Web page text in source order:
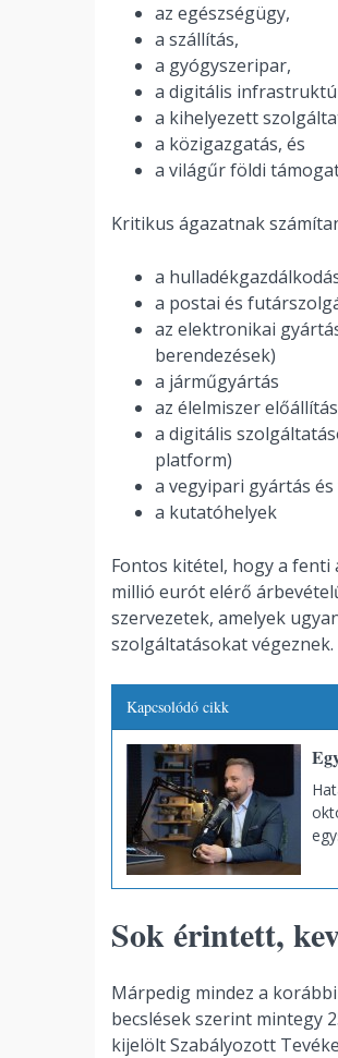
az egészségügy,
a szállítás,
a gyógyszeripar,
a digitális
a kihelyezett
a közigazgatás, és
a világűr földi
Kritikus ágazatnak
a
a postai és
az elektronikai
berendezések)
a járműgyártás
az élelmiszer
a digitális
platform)
a vegyipari gyártás
a kutatóhelyek
Fontos kitétel, hogy a
millió eurót elérő
szervezetek, amelyek
szolgáltatásokat végeznek.
Kapcsolódó cikk
Sok érintett,
Márpedig mindez a
becslések szerint mintegy
kijelölt Szabályozott